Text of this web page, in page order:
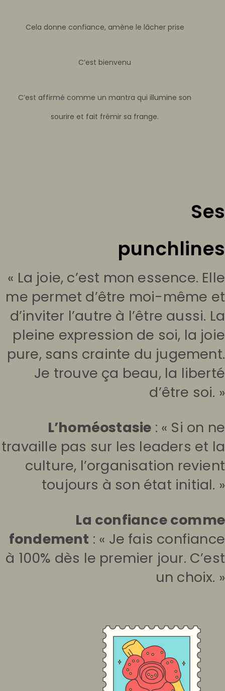
Cela donne confiance, amène le lâcher prise
C’est bienvenu
C’est affirmé comme un mantra qui illumine son
sourire et fait frémir sa frange.
Ses
punchlines
« La joie, c’est mon essence. Elle
me permet d’être moi-même et
d’inviter l’autre à l’être aussi. La
pleine expression de soi, la joie
pure, sans crainte du jugement.
Je trouve ça beau, la liberté
d’être soi. »
L’homéostasie : « Si on ne
travaille pas sur les leaders et la
culture, l’organisation revient
toujours à son état initial. »
La confiance comme
fondement : « Je fais confiance
à 100% dès le premier jour. C’est
un choix. »